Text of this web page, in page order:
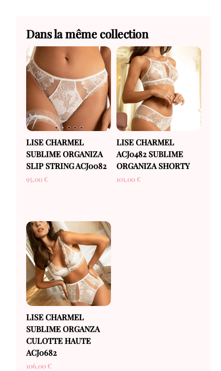
Dans la même collection
LISE CHARMEL
SUBLIME ORGANIZA
SLIP STRING ACJ0082
95,00 €
LISE CHARMEL
ACJ0482 SUBLIME
ORGANIZA SHORTY
101,00 €
LISE CHARMEL
SUBLIME ORGANZA
CULOTTE HAUTE
ACJ0682
106,00 €